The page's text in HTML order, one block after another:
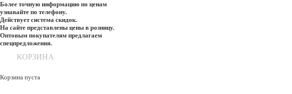
Более точную информацию по ценам
узнавайте по телефону.
Действует система скидок.
На сайте представлены цены в розницу.
Оптовым покупателям предлагаем
спецпредложения.
КОРЗИНА
Корзина пуста